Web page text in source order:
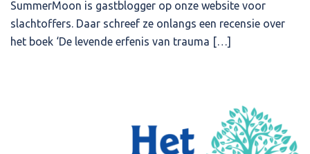
SummerMoon is gastblogger op onze website voor
slachtoffers. Daar schreef ze onlangs een recensie over
het boek ‘De levende erfenis van trauma […]